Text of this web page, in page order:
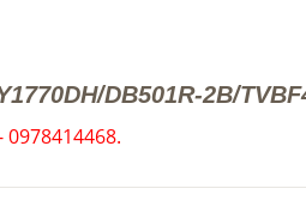
DB501R-2B/
0978414468.